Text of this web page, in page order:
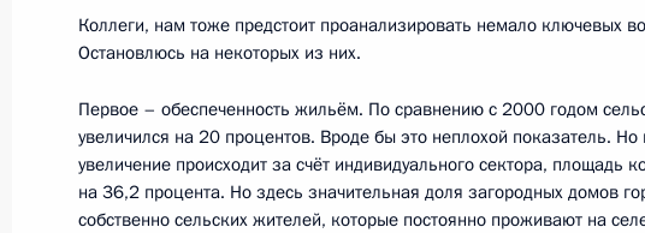
4 октября 2013 года, пятница
Произведена ротация состава президиума
4 октября 2013 года, 16:00
Коллеги, нам тоже предстоит проанализировать немало ключевых
Остановлюсь на некоторых из них.
Первое – обеспеченность жильём. По сравнению с 2000 годом
увеличился на 20 процентов. Вроде бы это неплохой показатель. Но
увеличение происходит за счёт индивидуального сектора, площадь
на 36,2 процента. Но здесь значительная доля загородных домов
собственно сельских жителей, которые постоянно проживают на